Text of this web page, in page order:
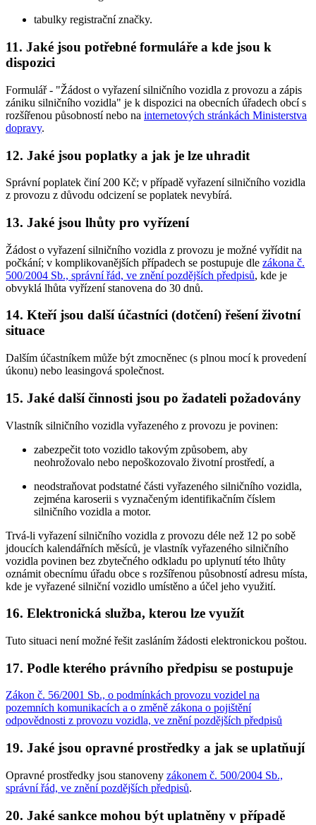
tabulky registrační značky.
11. Jaké jsou potřebné formuláře a kde jsou k
dispozici
Formulář - "Žádost o vyřazení silničního vozidla z provozu a zápis
zániku silničního vozidla" je k dispozici na obecních úřadech obcí s
rozšířenou působností nebo na internetových stránkách Ministerstva
dopravy.
12. Jaké jsou poplatky a jak je lze uhradit
Správní poplatek činí 200 Kč; v případě vyřazení silničního vozidla
z provozu z důvodu odcizení se poplatek nevybírá.
13. Jaké jsou lhůty pro vyřízení
Žádost o vyřazení silničního vozidla z provozu je možné vyřídit na
počkání; v komplikovanějších případech se postupuje dle zákona č.
500/2004 Sb., správní řád, ve znění pozdějších předpisů, kde je
obvyklá lhůta vyřízení stanovena do 30 dnů.
14. Kteří jsou další účastníci (dotčení) řešení životní
situace
Dalším účastníkem může být zmocněnec (s plnou mocí k provedení
úkonu) nebo leasingová společnost.
15. Jaké další činnosti jsou po žadateli požadovány
Vlastník silničního vozidla vyřazeného z provozu je povinen:
zabezpečit toto vozidlo takovým způsobem, aby
neohrožovalo nebo nepoškozovalo životní prostředí, a
neodstraňovat podstatné části vyřazeného silničního vozidla,
zejména karoserii s vyznačeným identifikačním číslem
silničního vozidla a motor.
Trvá-li vyřazení silničního vozidla z provozu déle než 12 po sobě
jdoucích kalendářních měsíců, je vlastník vyřazeného silničního
vozidla povinen bez zbytečného odkladu po uplynutí této lhůty
oznámit obecnímu úřadu obce s rozšířenou působností adresu místa,
kde je vyřazené silniční vozidlo umístěno a účel jeho využití.
16. Elektronická služba, kterou lze využít
Tuto situaci není možné řešit zasláním žádosti elektronickou poštou.
17. Podle kterého právního předpisu se postupuje
Zákon č. 56/2001 Sb., o podmínkách provozu vozidel na
pozemních komunikacích a o změně zákona o pojištění
odpovědnosti z provozu vozidla, ve znění pozdějších předpisů
19. Jaké jsou opravné prostředky a jak se uplatňují
Opravné prostředky jsou stanoveny zákonem č. 500/2004 Sb.,
správní řád, ve znění pozdějších předpisů.
20. Jaké sankce mohou být uplatněny v případě